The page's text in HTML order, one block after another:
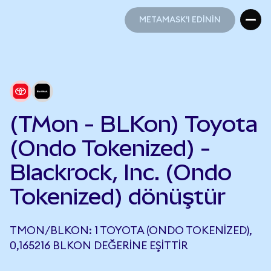
METAMASK'I EDİNİN
(TMon - BLKon) Toyota
(Ondo Tokenized) -
Blackrock, Inc. (Ondo
Tokenized) dönüştür
TMON/BLKON: 1 TOYOTA (ONDO TOKENIZED),
0,165216 BLKON DEĞERINE EŞITTIR